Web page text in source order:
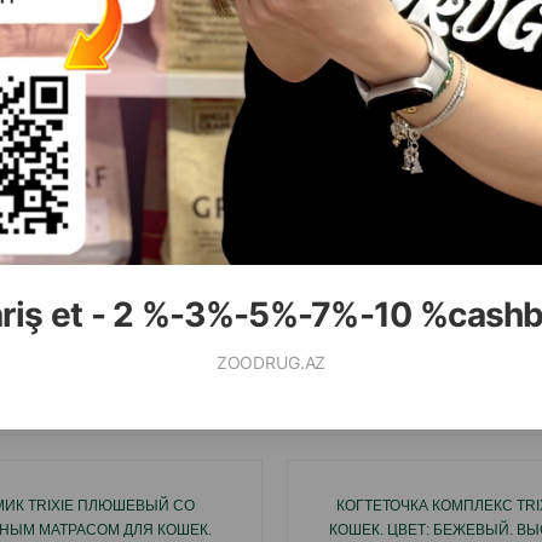
et - 2 %-3%-5%-7%-10
ZOODRUG.AZ
( Отзывы)
Цена
Купить
шт
79.99
КУПИТЬ
( Отзывы)
TRIXIE ПЛЮШЕВЫЙ СО
МАТРАСОМ ДЛЯ КОШЕК.
КОГТЕТОЧКА КОМПЛЕКС
КОШЕК. ЦВЕТ: БЕЖЕВЫЙ.